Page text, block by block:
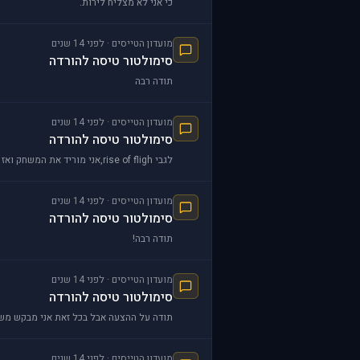
מועדון הטייסים · לפני 14 שנים
סימולטור טיסה להורדה
תודה רבה
מועדון הטייסים · לפני 14 שנים
סימולטור טיסה להורדה
לגבי rise of fligh,אני מוריד את המשחק ואז אני לוחץ על קובץ כלשהו ומתחיל לשחק או שאני נכנס לאינטרנט ומשחק?
מועדון הטייסים · לפני 14 שנים
סימולטור טיסה להורדה
תודה רבה!
מועדון הטייסים · לפני 14 שנים
סימולטור טיסה להורדה
תודה על ההצעה אבל בכל זאת אני מבקש